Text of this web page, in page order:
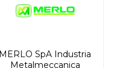
MERLO SpA Industria
Metalmeccanica